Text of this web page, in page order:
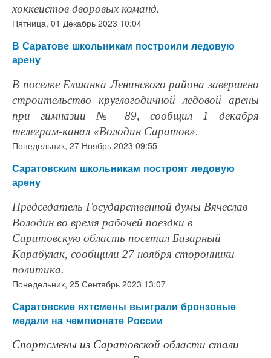
хоккеистов дворовых команд.
Пятница, 01 Декабрь 2023 10:04
В Саратове школьникам построили ледовую
арену
В поселке Елшанка Ленинского района завершено
строительство круглогодичной ледовой арены
при гимназии № 89, сообщил 1 декабря
телеграм-канал «Володин Саратов».
Понедельник, 27 Ноябрь 2023 09:55
Саратовским школьникам построят ледовую
арену
Председатель Государственной думы Вячеслав
Володин во время рабочей поездки в
Саратовскую область посетил Базарный
Карабулак, сообщили 27 ноября сторонники
политика.
Понедельник, 25 Сентябрь 2023 13:07
Саратовские яхтсмены выиграли бронзовые
медали на чемпионате России
Спортсмены из Саратовской области стали